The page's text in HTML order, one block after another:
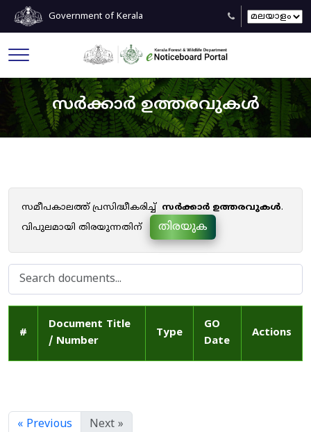
Government of Kerala
സർക്കാർ ഉത്തരവുകൾ
സമീപകാലത്ത് പ്രസിദ്ധീകരിച്ച് സർക്കാർ ഉത്തരവുകൾ.
വിപുലമായി തിരയുന്നതിന്
തിരയുക
#
Document Title
/ Number
Type
GO
Date
Actions
« Previous Next »